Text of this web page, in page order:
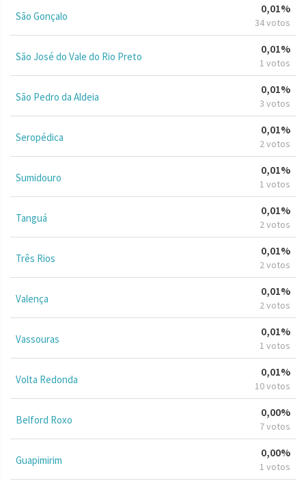
São Gonçalo
0,01%
34 votos
São José do Vale do Rio Preto
0,01%
1 votos
São Pedro da Aldeia
0,01%
3 votos
Seropédica
0,01%
2 votos
Sumidouro
0,01%
1 votos
Tanguá
0,01%
2 votos
Três Rios
0,01%
2 votos
Valença
0,01%
2 votos
Vassouras
0,01%
1 votos
Volta Redonda
0,01%
10 votos
Belford Roxo
0,00%
7 votos
Guapimirim
0,00%
1 votos